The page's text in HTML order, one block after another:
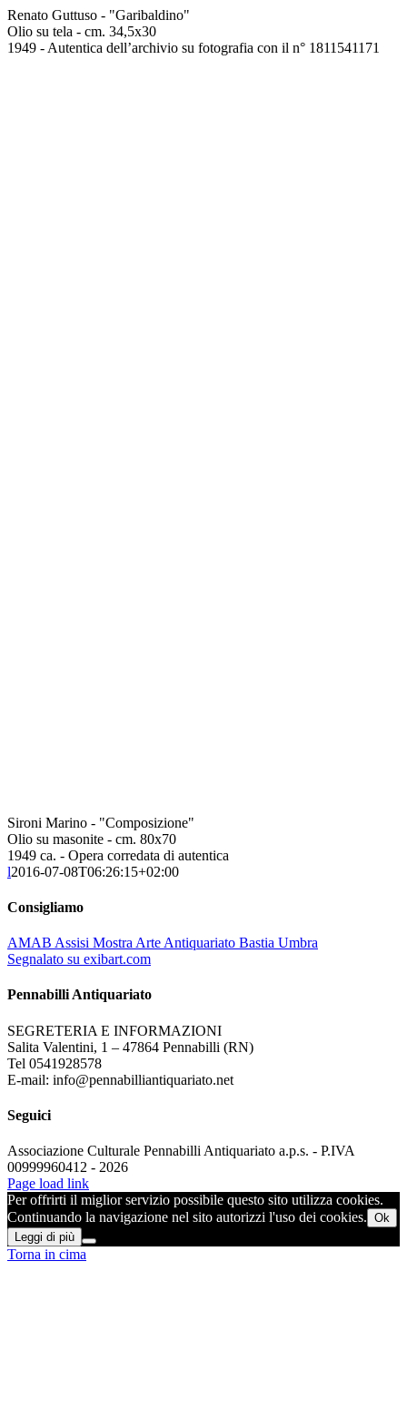
Renato Guttuso - "Garibaldino"
Olio su tela - cm. 34,5x30
1949 - Autentica dell’archivio su fotografia con il n° 1811541171
Sironi Marino - "Composizione"
Olio su masonite - cm. 80x70
1949 ca. - Opera corredata di autentica
l2016-07-08T06:26:15+02:00
Consigliamo
AMAB Assisi Mostra Arte Antiquariato Bastia Umbra
Segnalato su exibart.com
Pennabilli Antiquariato
SEGRETERIA E INFORMAZIONI
Salita Valentini, 1 – 47864 Pennabilli (RN)
Tel 0541928578
E-mail: info@pennabilliantiquariato.net
Seguici
Associazione Culturale Pennabilli Antiquariato a.p.s. - P.IVA
00999960412 - 2026
Page load link
Per offrirti il miglior servizio possibile questo sito utilizza cookies.
Continuando la navigazione nel sito autorizzi l'uso dei cookies. Ok
Leggi di più
Torna in cima